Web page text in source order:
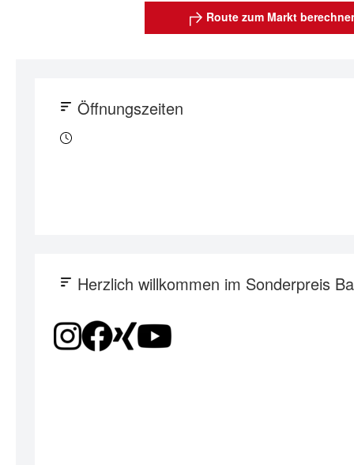
Route zum Markt
Öffnungszeiten
Herzlich willkommen im Sonderpreis